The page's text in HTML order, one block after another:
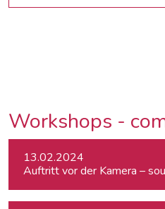
Workshops -
13.02.2024
Auftritt vor der Kamera –